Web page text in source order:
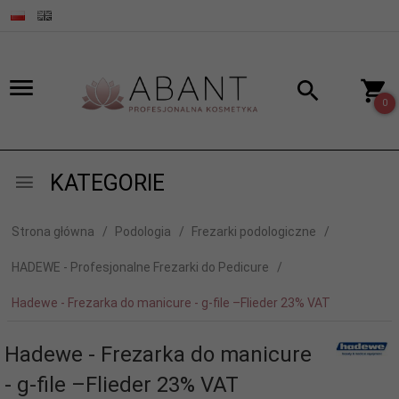
0
KATEGORIE
Strona główna Podologia Frezarki podologiczne
HADEWE - Profesjonalne Frezarki do Pedicure
Hadewe - Frezarka do manicure - g-file –Flieder 23% VAT
Hadewe - Frezarka do manicure
- g-file –Flieder 23% VAT